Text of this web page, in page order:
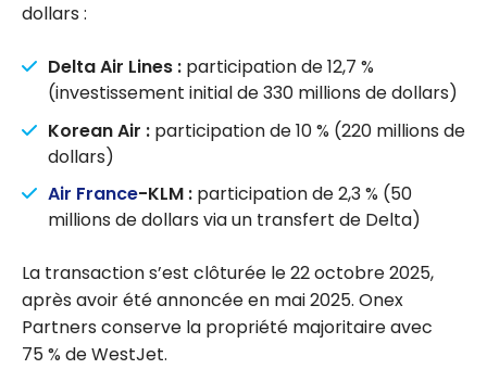
dollars :
Delta Air Lines : participation de 12,7 %
(investissement initial de 330 millions de dollars)
Korean Air : participation de 10 % (220 millions de
dollars)
Air France-KLM : participation de 2,3 % (50
millions de dollars via un transfert de Delta)
La transaction s’est clôturée le 22 octobre 2025,
après avoir été annoncée en mai 2025. Onex
Partners conserve la propriété majoritaire avec
75 % de WestJet.